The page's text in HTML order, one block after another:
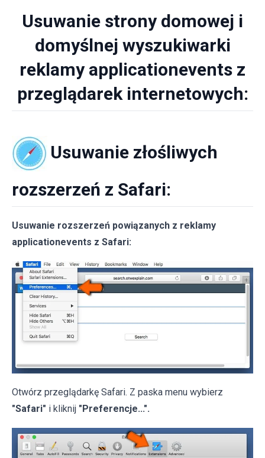
Usuwanie strony domowej i
domyślnej wyszukiwarki
reklamy applicationevents z
przeglądarek internetowych:
Usuwanie złośliwych
rozszerzeń z Safari:
Usuwanie rozszerzeń powiązanych z reklamy
applicationevents z Safari:
Otwórz przeglądarkę Safari. Z paska menu wybierz
"Safari" i kliknij "Preferencje...".